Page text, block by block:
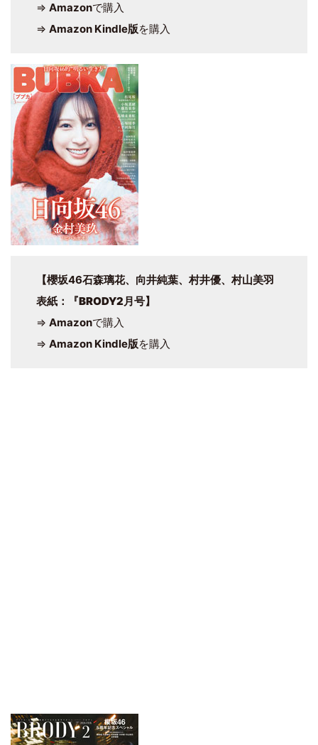
⇒ Amazonで購入
⇒ Amazon Kindle版を購入
【櫻坂46石森璃花、向井純葉、村井優、村山美羽
表紙： 『BRODY2月号】
⇒ Amazonで購入
⇒ Amazon Kindle版を購入